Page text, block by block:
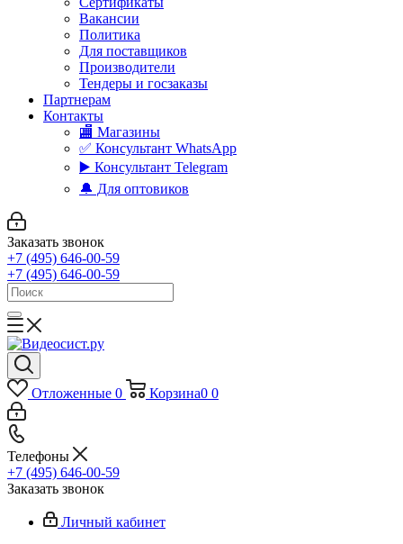
Вакансии
Политика
Для поставщиков
Производители
Тендеры и госзаказы
Партнерам
Контакты
🏬 Магазины
✅️ Консультант WhatsApp
▶️ Консультант Telegram
🔔 Для оптовиков
Заказать звонок
+7 (495) 646-00-59
+7 (495) 646-00-59
Отложенные 0 Корзина0 0
Телефоны
+7 (495) 646-00-59
Заказать звонок
Личный кабинет